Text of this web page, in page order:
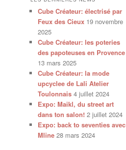
Cube Créateur: électrisé par
Feux des Cieux 19 novembre
2025
Cube Créateur: les poteries
des papoteuses en Provence
13 mars 2025
Cube Créateur: la mode
upcyclee de Lali Atelier
Toulonnais 4 juillet 2024
Expo: Maikl, du street art
dans ton salon! 2 juillet 2024
Expo: back to seventies avec
Mline 28 mars 2024